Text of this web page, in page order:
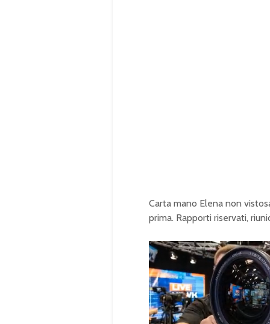
Carta mano Elena non
prima. Rapporti riservati,